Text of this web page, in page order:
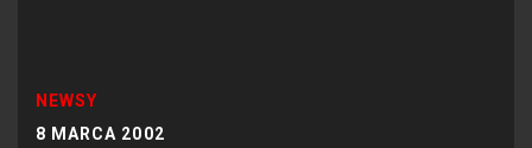
NEWSY
8 MARCA 2002